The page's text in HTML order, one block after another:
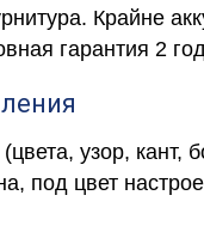
Крайне
гарантия 2
узор, кант,
под цвет